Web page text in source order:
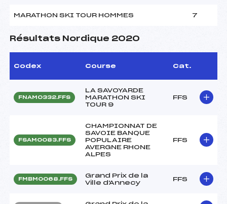
MARATHON SKI TOUR HOMMES 7
Résultats Nordique 2020
Codex Course Cat.
FNAM0332.FFS
LA SAVOYARDE
MARATHON SKI
TOUR 9
FFS
FSAM0083.FFS
CHAMPIONNAT DE
SAVOIE BANQUE
POPULAIRE
AVERGNE RHONE
ALPES
FFS
FMBM0068.FFS
Grand Prix de la
Ville d'Annecy
FFS